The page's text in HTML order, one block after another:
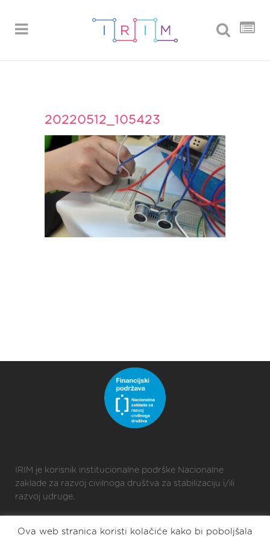
20220512_105423
IRIM je korisnik institucionalne podrške Nacionalne
zaklade za razvoj civilnoga društva za stabilizaciju i/ili
razvoj udruge.
Ova web stranica koristi kolačiće kako bi poboljšala